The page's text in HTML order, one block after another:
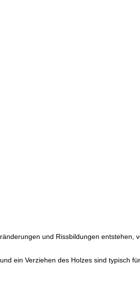
und Rissbildungen entstehen,
ein Verziehen des Holzes sind typisch